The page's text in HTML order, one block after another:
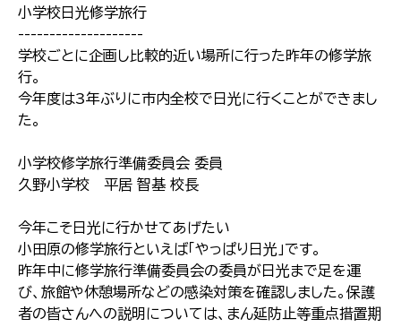
小学校日光修学旅行
--------------------
学校ごとに企画し比較的近い場所に行った昨年の修学旅
行。
今年度は3年ぶりに市内全校で日光に行くことができまし
た。
小学校修学旅行準備委員会 委員
久野小学校 平居 智基 校長
今年こそ日光に行かせてあげたい
小田原の修学旅行といえば「やっぱり日光」です。
昨年中に修学旅行準備委員会の委員が日光まで足を運
び、旅館や休憩場所などの感染対策を確認しました。保護
者の皆さんへの説明については、まん延防止等重点措置期